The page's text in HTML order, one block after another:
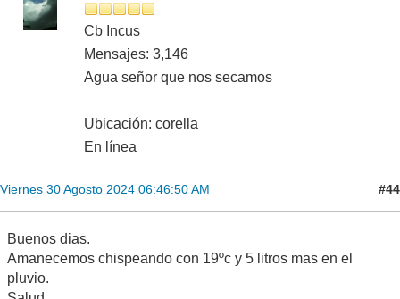
Cb Incus
Mensajes: 3,146
Agua señor que nos secamos
Ubicación: corella
En línea
Viernes 30 Agosto 2024 06:46:50 AM #44
Buenos dias.
Amanecemos chispeando con 19ºc y 5 litros mas en el
pluvio.